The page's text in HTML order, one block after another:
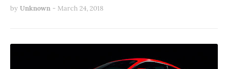
by Unknown - March 24, 2018